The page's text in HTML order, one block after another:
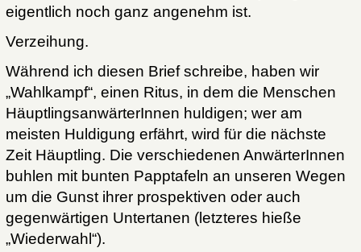
eigentlich noch ganz angenehm ist.
Verzeihung.
Während ich diesen Brief schreibe, haben wir
„Wahlkampf“, einen Ritus, in dem die Menschen
HäuptlingsanwärterInnen huldigen; wer am
meisten Huldigung erfährt, wird für die nächste
Zeit Häuptling. Die verschiedenen AnwärterInnen
buhlen mit bunten Papptafeln an unseren Wegen
um die Gunst ihrer prospektiven oder auch
gegenwärtigen Untertanen (letzteres hieße
„Wiederwahl“).